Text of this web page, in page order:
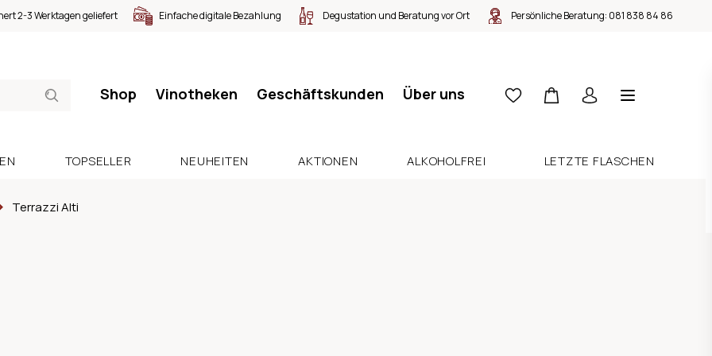
2-3 Werktagen geliefert Einfache digitale Bezahlung Degustation und Beratung vor Ort Persönliche Beratung: 081 838 84 86
Shop Vinotheken Geschäftskunden Über uns
TOPSELLER NEUHEITEN AKTIONEN ALKOHOLFREI LETZTE FLASCHEN
Terrazzi Alti